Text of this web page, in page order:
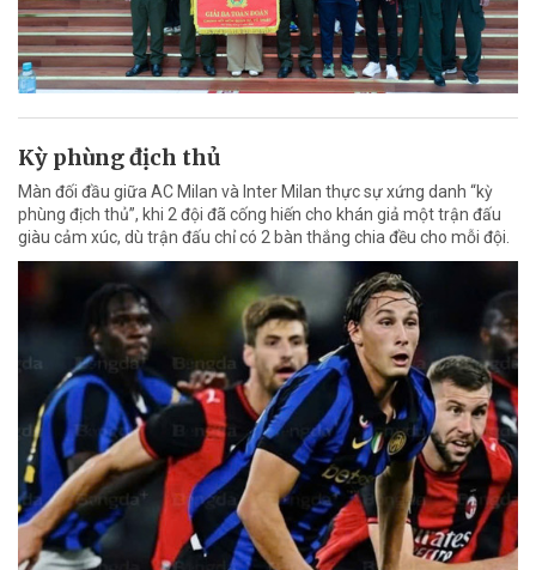
Kỳ phùng địch thủ
Màn đối đầu giữa AC Milan và Inter Milan thực sự xứng danh “kỳ
phùng địch thủ”, khi 2 đội đã cống hiến cho khán giả một trận đấu
giàu cảm xúc, dù trận đấu chỉ có 2 bàn thắng chia đều cho mỗi đội.